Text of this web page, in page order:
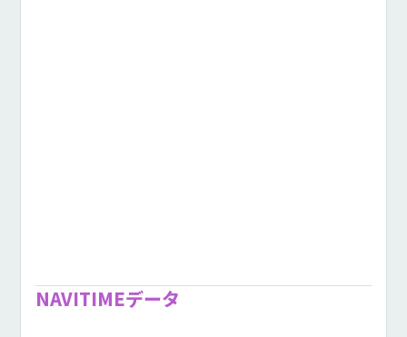
NAVITIMEデータ